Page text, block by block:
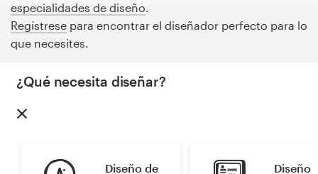
especialidades de diseño.
Regístrese para encontrar el diseñador perfecto para lo
que necesites.
¿Qué necesita diseñar?
Diseño de
Diseño
Servicios
de
diseño
Concursos de diseño
Proyectos 1-1